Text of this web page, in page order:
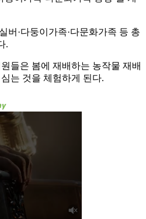
버·다둥이가족·다문화가족 등 총
.
들은 봄에 재배하는 농작물 재배
는 것을 체험하게 된다.